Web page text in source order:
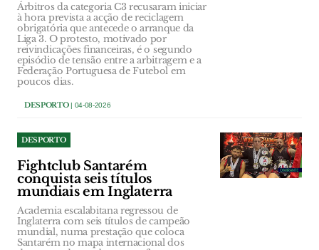
Árbitros da categoria C3 recusaram iniciar
à hora prevista a acção de reciclagem
obrigatória que antecede o arranque da
Liga 3. O protesto, motivado por
reivindicações financeiras, é o segundo
episódio de tensão entre a arbitragem e a
Federação Portuguesa de Futebol em
poucos dias.
DESPORTO| 04-08-2026
DESPORTO
Fightclub Santarém
conquista seis títulos
mundiais em Inglaterra
Academia escalabitana regressou de
Inglaterra com seis títulos de campeão
mundial, numa prestação que coloca
Santarém no mapa internacional dos